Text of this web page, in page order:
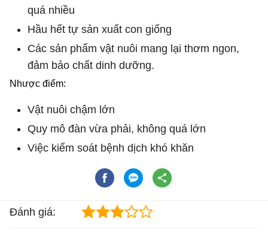
quá nhiều
Hầu hết tự sản xuất con giống
Các sản phẩm vật nuôi mang lại thơm ngon,
đảm bảo chất dinh dưỡng.
Nhược điểm:
Vật nuôi chậm lớn
Quy mô đàn vừa phải, không quá lớn
Việc kiểm soát bệnh dịch khó khăn
Đánh giá: